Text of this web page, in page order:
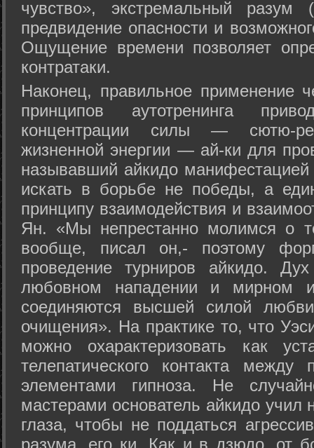
чувство», экстремальный разум
предвидение опасности и
Ощущение времени позволяет
контратаки.
Наконец, правильное применение
принципов аутотренинга
концентрации силы — сютю-
жизненной энергии — ай-ки для
называвший айкидо
искать в борьбе не победы, а
принципу взаимодействия и
Ян. «Мы непрестанно молимся о
вообще, писал он,- поэтому
проведение турниров айкидо.
любовном нападении и мирном
соединяются высшей силой
очищения». На практике то, что
можно охарактеризовать как
телепатического контакта между
элементами гипноза. Не
мастерами основатель айкидо учил
глаза, чтобы не поддаться
разума, его ки. Как и в дзюдо, от